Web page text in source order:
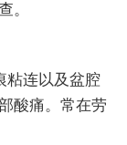
。
粘连以及盆腔
酸痛。常在劳